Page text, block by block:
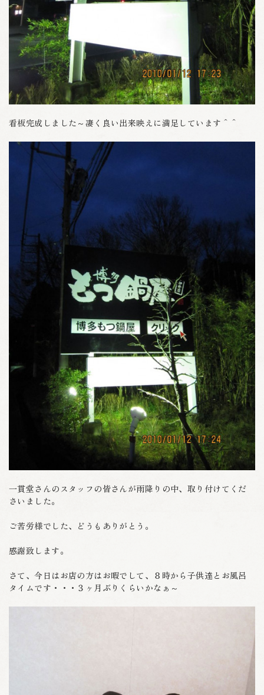
看板完成しました～凄く良い出来映えに満足しています＾＾
一貫堂さんのスタッフの皆さんが雨降りの中、取り付けてくだ
さいました。
ご苦労様でした、どうもありがとう。
感謝致します。
さて、今日はお店の方はお暇でして、８時から子供達とお風呂
タイムです・・・３ヶ月ぶりくらいかなぁ～